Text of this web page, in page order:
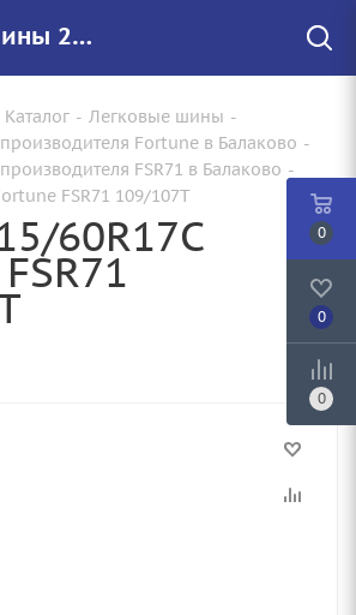
Купить шины 215/60R17C Fortune FSR71 109/107T |Арт.9215030571 по цене от руб. в Балаково с доставкой
Каталог - Легковые шины -
Fortune в Балаково -
FSR71 в Балаково -
FSR71 109/107T
60R17C 0
0
0